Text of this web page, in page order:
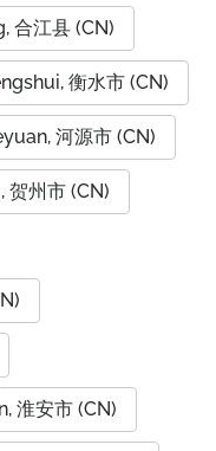
合江县 (CN)
衡水市 (CN)
河源市 (CN)
贺州市 (CN)
淮安市 (CN)